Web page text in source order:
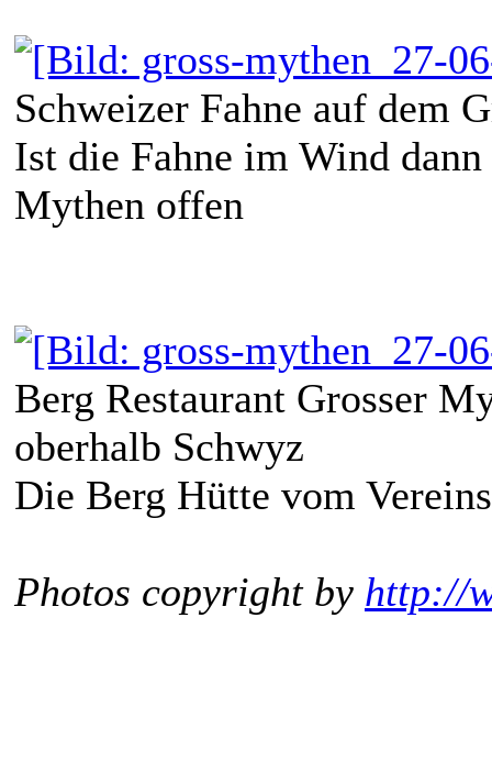
Schweizer Fahne auf dem
Ist die Fahne im Wind
Mythen offen
Berg Restaurant Grosser
oberhalb Schwyz
Die Berg Hütte vom
Photos copyright by http://